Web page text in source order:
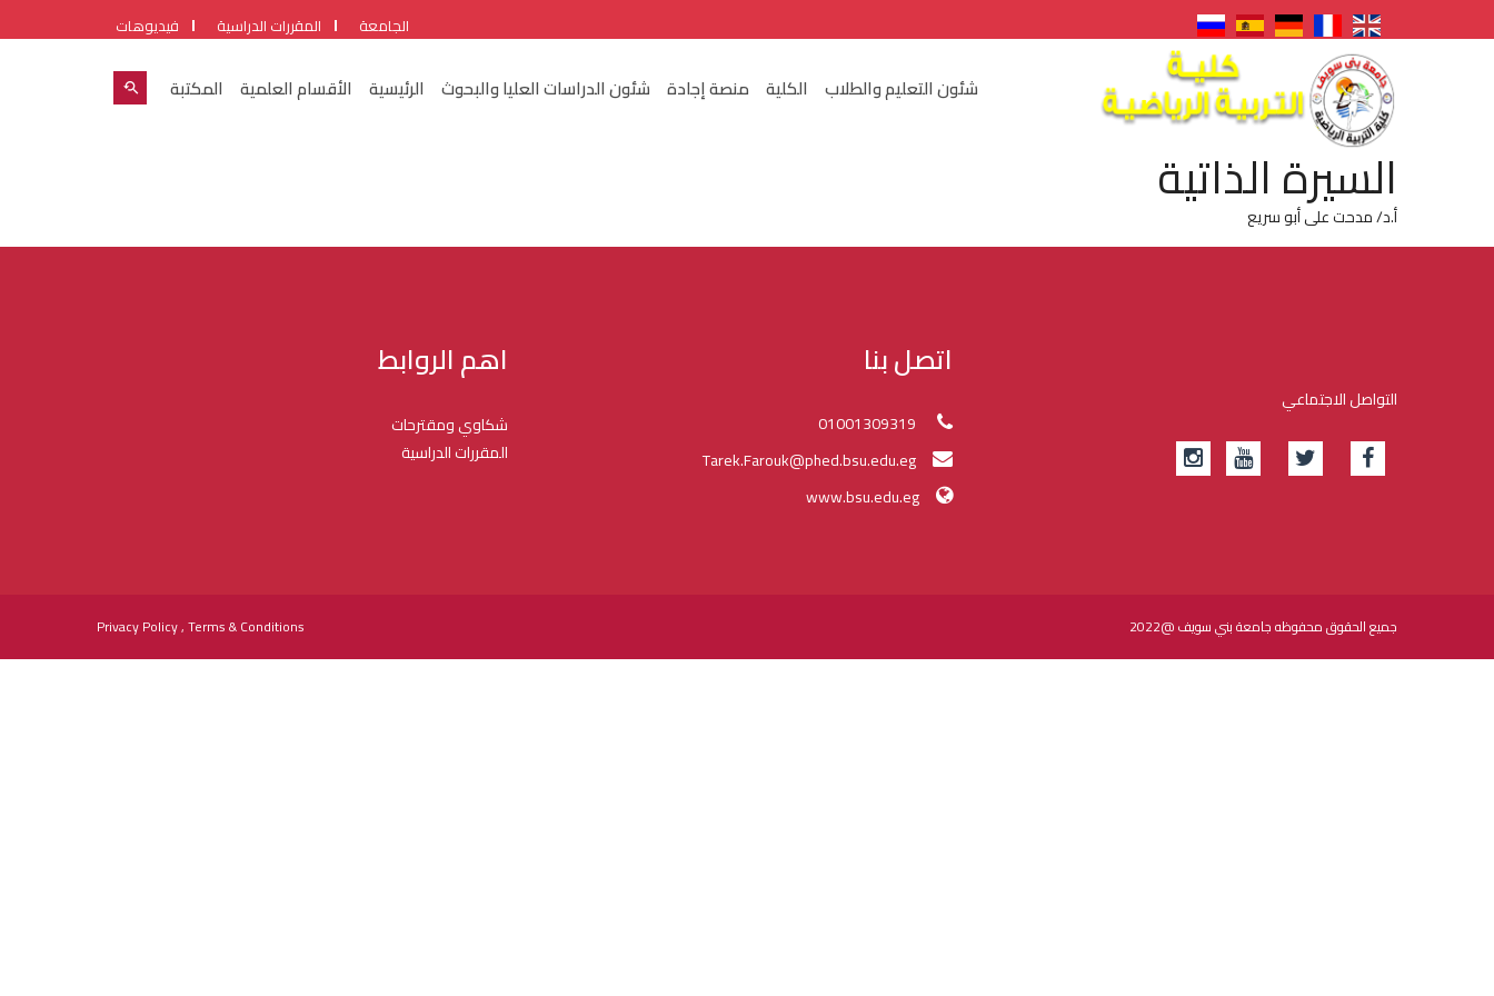
الجامعة المقررات الدراسية فيديوهات
شئون التعليم والطلاب الكلية منصة إجادة شئون الدراسات العليا والبحوث الرئيسية الأقسام العلمية المكتبة
السيرة الذاتية
أ.د/ مدحت على أبو سريع
التواصل الاجتماعي
اتصل بنا
www.bsu.edu.eg
اهم الروابط
شكاوي ومقترحات
المقررات الدراسية
جميع الحقوق محفوظه جامعة بني سويف @2022 Privacy Policy , Terms & Conditions